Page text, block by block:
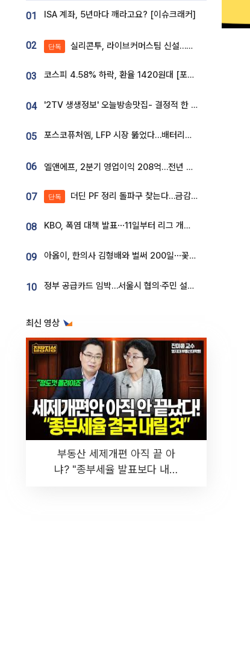
01 ISA 계좌, 5년마다 깨라고요? [이슈크래커]
02 단독 실리콘투, 라이브커머스팀 신설…K뷰티 ‘글로벌 판매망’ 확대[K뷰티 라방戰]
03 코스피 4.58% 하락, 환율 1420원대 [포토]
04 '2TV 생생정보' 오늘방송맛집- 결정적 한 수, 3종 메밀면! 메밀 소바 맛집 '의○○○○'
05 포스코퓨처엠, LFP 시장 뚫었다…배터리사와 대규모 장기 공급 합의
06 엘앤에프, 2분기 영업이익 208억…전년 比 흑자전환
07 단독 더딘 PF 정리 돌파구 찾는다…금감원, 1년 반 만에 매각설명회 재개
08 KBO, 폭염 대책 발표⋯11일부터 리그 개시ㆍ경기 오후 7시 시작
09 아옳이, 한의사 김형배와 벌써 200일⋯꽃다발 들고 "프러포즈 아냐"
10 정부 공급카드 임박…서울시 협의·주민 설득이 성패 가른다 [부동산 해법 전쟁]
최신 영상
부동산 세제개편 아직 끝 아
냐? "종부세율 발표보다 내릴